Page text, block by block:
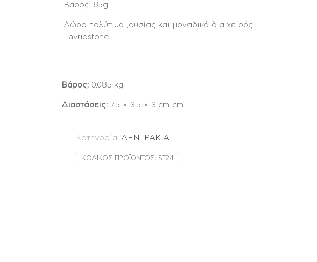
Βαρος: 85g
Δώρα πολύτιμα ,ουσίας και μοναδικά δια χειρός
Lavriostone
Βάρος:0.085 kg
Διαστάσεις:7.5 × 3.5 × 3 cm cm
Κατηγορία: ΔΕΝΤΡΑΚΙΑ
ΚΩΔΙΚΌΣ ΠΡΟΪΌΝΤΟΣ: ST24